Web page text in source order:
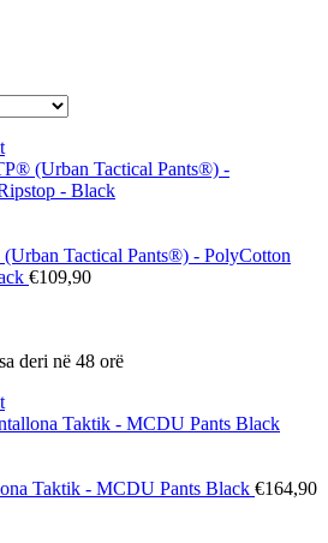
Tactical Pants®) - PolyCotton
€109,90
deri në 48 orë
Taktik - MCDU Pants Black €164,90